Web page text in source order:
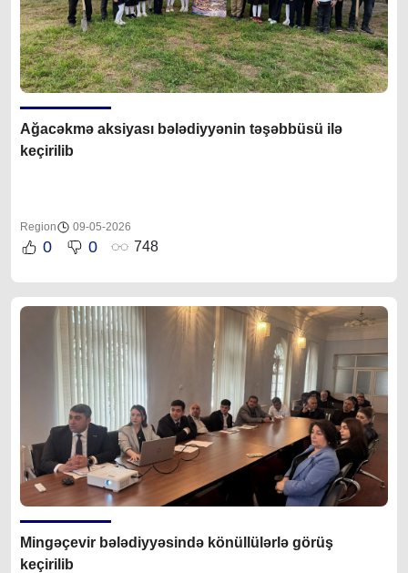
Ağacəkmə aksiyası bələdiyyənin təşəbbüsü ilə
keçirilib
Region 09-05-2026
0 0 748
Mingəçevir bələdiyyəsində könüllülərlə görüş
keçirilib